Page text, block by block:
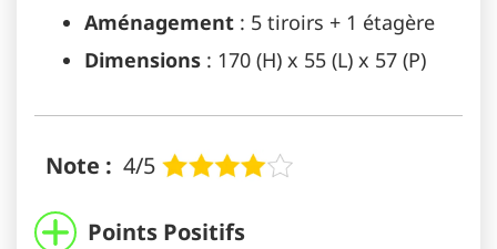
Aménagement : 5 tiroirs + 1 étagère
Dimensions : 170 (H) x 55 (L) x 57 (P)
Note : 4/5
Points Positifs